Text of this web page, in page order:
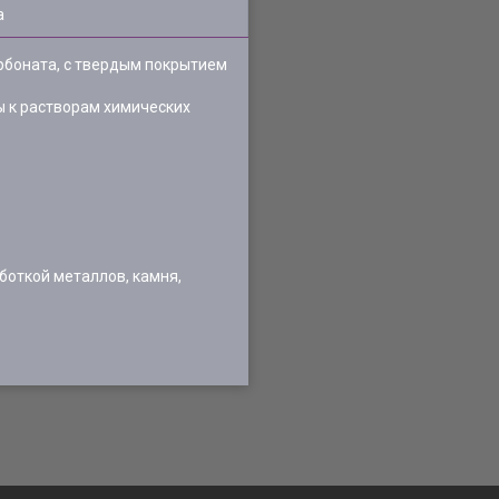
с твердым покрытием
к растворам химических
металлов, камня,